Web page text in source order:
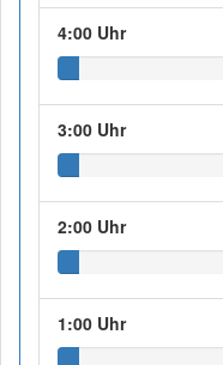
4:00 Uhr
3:00 Uhr
2:00 Uhr
1:00 Uhr